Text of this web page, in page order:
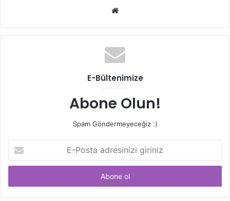
Web
E-Bültenimize
Abone Olun!
Spam Göndermeyeceğiz :)
Posta
adresinizi